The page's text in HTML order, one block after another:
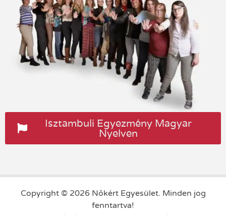
Isztambuli Egyezmény Magyar
Nyelven
Copyright © 2026 Nőkért Egyesület. Minden jog
fenntartva!